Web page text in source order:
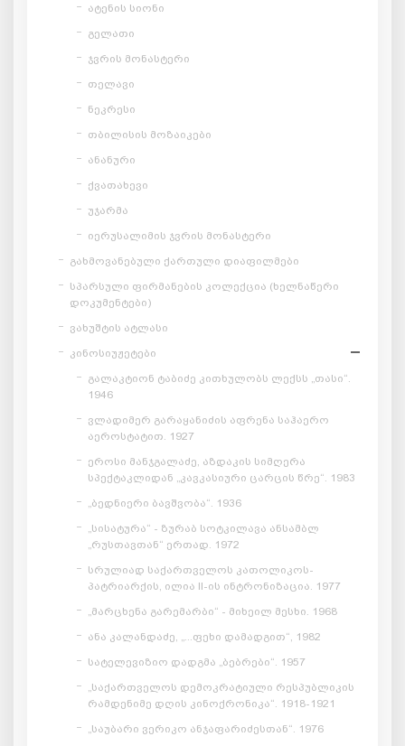
ატენის სიონი
გელათი
ჯვრის მონასტერი
თელავი
ნეკრესი
თბილისის მოზაიკები
ანანური
ქვათახევი
უჯარმა
იერუსალიმის ჯვრის მონასტერი
გახმოვანებული ქართული დიაფილმები
სპარსული ფირმანების კოლექცია (ხელნაწერი
დოკუმენტები)
ვახუშტის ატლასი
კინოსიუჟეტები
გალაკტიონ ტაბიძე კითხულობს ლექსს „თასი“.
1946
ვლადიმერ გარაყანიძის აფრენა საჰაერო
აეროსტატით. 1927
ეროსი მანჯგალაძე, აზდაკის სიმღერა
სპექტაკლიდან „კავკასიური ცარცის წრე“. 1983
„ბედნიერი ბავშვობა“. 1936
„სისატურა“ - ზურაბ სოტკილავა ანსამბლ
„რუსთავთან“ ერთად. 1972
სრულიად საქართველოს კათოლიკოს-
პატრიარქის, ილია II-ის ინტრონიზაცია. 1977
„მარცხენა გარემარბი“ - მიხეილ მესხი. 1968
ანა კალანდაძე, „...ფეხი დამადგით“, 1982
სატელევიზიო დადგმა „ბებრები“. 1957
„საქართველოს დემოკრატიული რესპუბლიკის
რამდენიმე დღის კინოქრონიკა“. 1918-1921
„საუბარი ვერიკო ანჯაფარიძესთან“. 1976